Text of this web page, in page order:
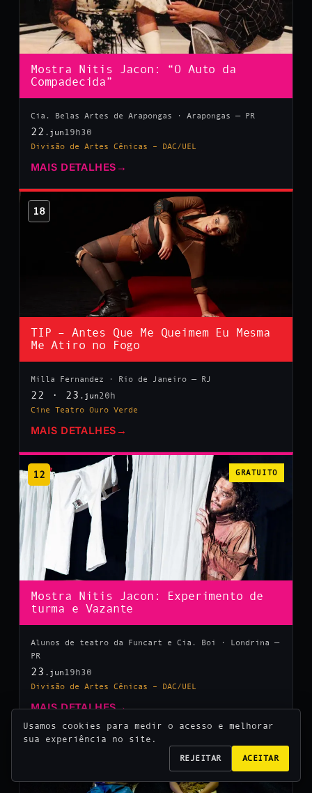
Mostra Nitis Jacon: “O Auto da
Compadecida”
Cia. Belas Artes de Arapongas · Arapongas — PR
22 .jun 19h30
Divisão de Artes Cênicas – DAC/UEL
MAIS DETALHES →
18
TIP – Antes Que Me Queimem Eu Mesma
Me Atiro no Fogo
Milla Fernandez · Rio de Janeiro — RJ
22 · 23 .jun20h
Cine Teatro Ouro Verde
MAIS DETALHES →
12 GRATUITO
Mostra Nitis Jacon: Experimento de
turma e Vazante
Alunos de teatro da Funcart e Cia. Boi · Londrina —
PR
23 .jun 19h30
Divisão de Artes Cênicas – DAC/UEL
MAIS DETALHES→
Usamos cookies para medir o acesso e melhorar
sua experiência no site.
REJEITAR ACEITAR